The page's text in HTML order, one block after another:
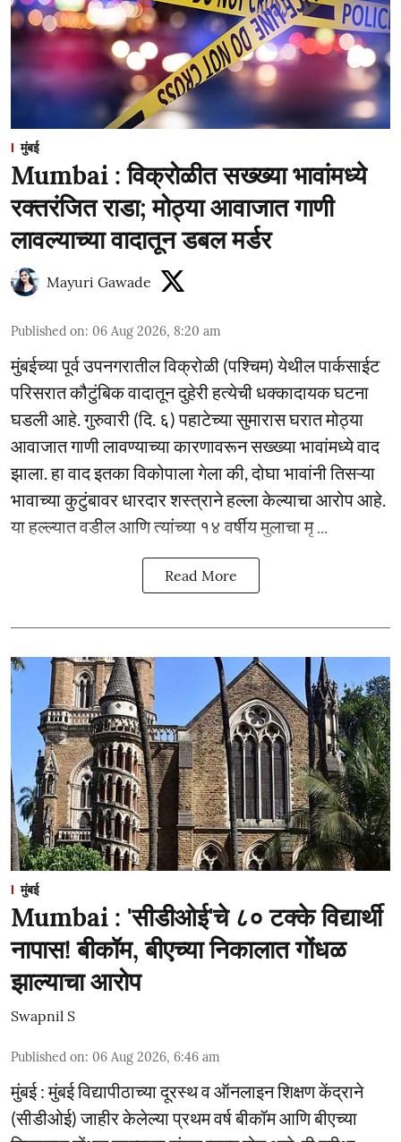
मुंबई
Mumbai : विक्रोळीत सख्ख्या भावांमध्ये
रक्तरंजित राडा; मोठ्या आवाजात गाणी
लावल्याच्या वादातून डबल मर्डर
Mayuri Gawade
Published on: 06 Aug 2026, 8:20 am
मुंबईच्या पूर्व उपनगरातील विक्रोळी (पश्चिम) येथील पार्कसाईट
परिसरात कौटुंबिक वादातून दुहेरी हत्येची धक्कादायक घटना
घडली आहे. गुरुवारी (दि. ६) पहाटेच्या सुमारास घरात मोठ्या
आवाजात गाणी लावण्याच्या कारणावरून सख्ख्या भावांमध्ये वाद
झाला. हा वाद इतका विकोपाला गेला की, दोघा भावांनी तिसऱ्या
भावाच्या कुटुंबावर धारदार शस्त्राने हल्ला केल्याचा आरोप आहे.
या हल्ल्यात वडील आणि त्यांच्या १४ वर्षीय मुलाचा मृ ...
Read More
मुंबई
Mumbai : 'सीडीओई'चे ८० टक्के विद्यार्थी
नापास! बीकॉम, बीएच्या निकालात गोंधळ
झाल्याचा आरोप
Swapnil S
Published on: 06 Aug 2026, 6:46 am
मुंबई : मुंबई विद्यापीठाच्या दूरस्थ व ऑनलाइन शिक्षण केंद्राने
(सीडीओई) जाहीर केलेल्या प्रथम वर्ष बीकॉम आणि बीएच्या